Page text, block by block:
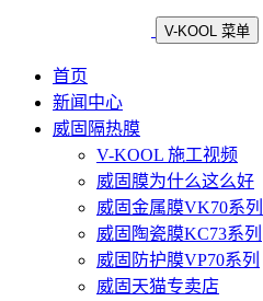
V-KOOL 菜单
首页
新闻中心
威固隔热膜
V-KOOL 施工视频
威固膜为什么这么好
威固金属膜VK70系列
威固陶瓷膜KC73系列
威固防护膜VP70系列
威固天猫专卖店